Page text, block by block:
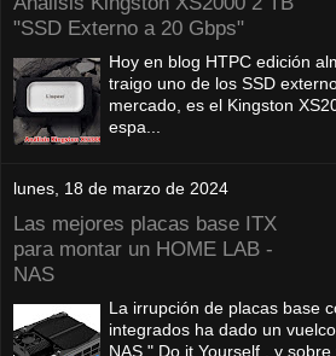
"SSD Externo a 20 Gbps"
Hoy en blog HTPC edición
traigo uno de los SSD
mercado, es el Kingston
espa...
lunes, 18 de marzo de 2024
Las mejores placas base ITX
para montar un HOME LAB -
NAS
La irrupción de placas base
integrados ha dado un
NAS " Do it Yourself , y sobre